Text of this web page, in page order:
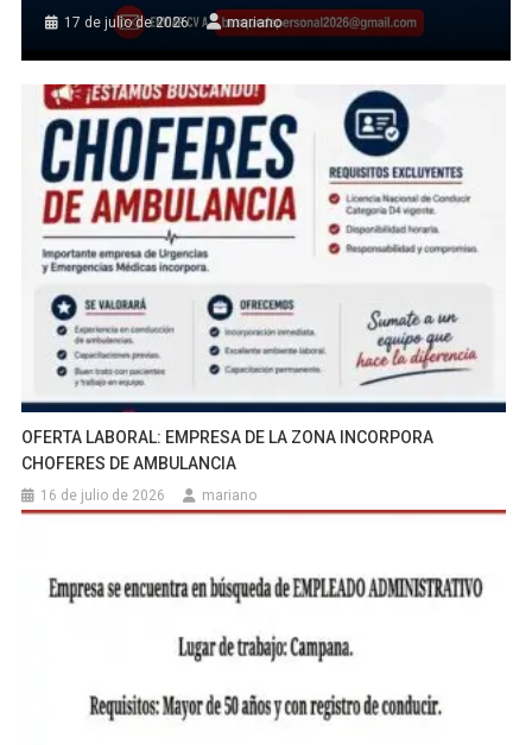
17 de julio de 2026 mariano
OFERTA LABORAL: EMPRESA DE LA ZONA INCORPORA
CHOFERES DE AMBULANCIA
16 de julio de 2026 mariano